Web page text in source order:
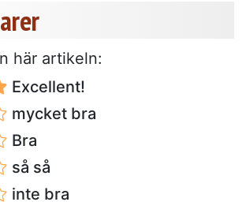
här artikeln:
Excellent!
mycket bra
Bra
så så
inte bra